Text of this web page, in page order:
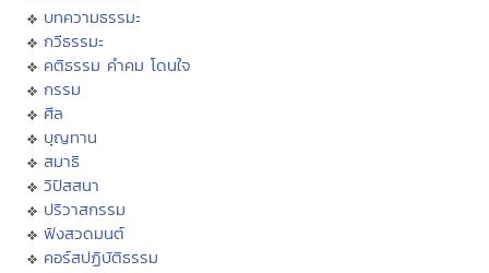
บทความธรรมะ
กวีธรรมะ
คติธรรม คำคม โดนใจ
กรรม
ศีล
บุญทาน
สมาธิ
วิปัสสนา
ปริวาสกรรม
ฟังสวดมนต์
คอร์สปฏิบัติธรรม